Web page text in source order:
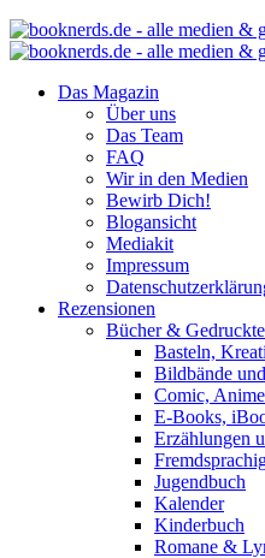
Das Magazin
Über uns
Das Team
FAQ
Wir in den Medien
Bewirb Dich!
Blogansicht
Mediakit
Impressum
Rezensionen
Bücher &
Basteln,
Bildbände
Comic,
E-Books,
Erzählungen
Jugendbuch
Kalender
Kinderbuch
Romane &